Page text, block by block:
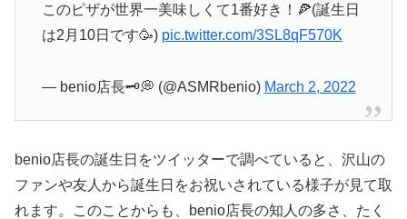
このピザが世界一美味しくて1番好き！🍕(誕生日
は2月10日です🥳) pic.twitter.com/3SL8qF570K
— benio店長🗝💭 (@ASMRbenio) March 2, 2022
benio店長の誕生日をツイッターで調べていると、沢山の
ファンや友人から誕生日をお祝いされている様子が見て取
れます。このことからも、benio店長の知人の多さ、たく